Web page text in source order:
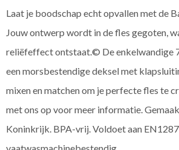
Laat je boodschap echt opvallen met de
Jouw ontwerp wordt in de fles gegoten,
reliëfeffect ontstaat.© De enkelwandige
een morsbestendige deksel met
mixen en matchen om je perfecte fles te
met ons op voor meer informatie.
Koninkrijk. BPA-vrij. Voldoet aan
vaatwasmachinebestendig.